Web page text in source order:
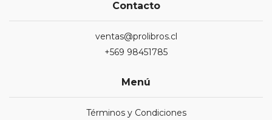
Contacto
ventas@prolibros.cl
+569 98451785
Menú
Términos y Condiciones